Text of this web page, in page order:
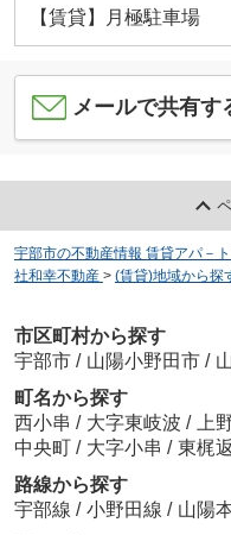
【賃貸】月極駐車場
メールで共有す
宇部市の不動産情報 賃貸アパ－
社和幸不動産 > (賃貸)地域から探
市区町村から探す
宇部市 / 山陽小野田市 /
町名から探す
西小串 / 大字東岐波 / 上
中央町 / 大字小串 / 東梶返
路線から探す
宇部線 / 小野田線 / 山陽